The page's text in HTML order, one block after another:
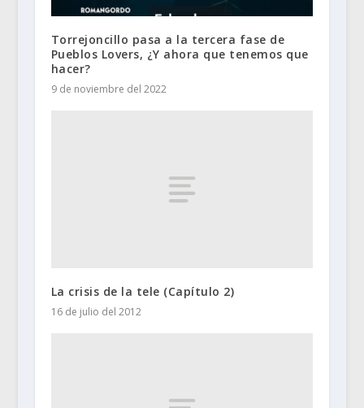
Torrejoncillo pasa a la tercera fase de
Pueblos Lovers, ¿Y ahora que tenemos que
hacer?
9 de noviembre del 2022
La crisis de la tele (Capítulo 2)
16 de julio del 2012